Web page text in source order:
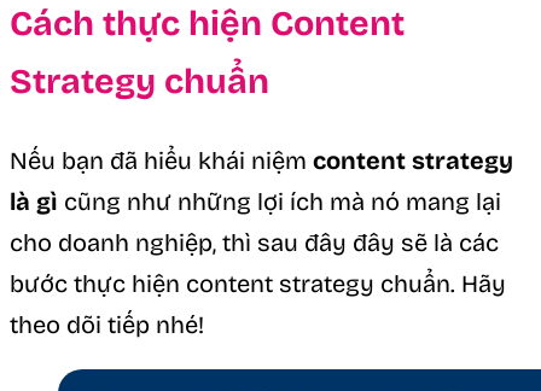
Cách thực hiện Content
Strategy chuẩn
Nếu bạn đã hiểu khái niệm content strategy
là gì cũng như những lợi ích mà nó mang lại
cho doanh nghiệp, thì sau đây đây sẽ là các
bước thực hiện content strategy chuẩn. Hãy
theo dõi tiếp nhé!